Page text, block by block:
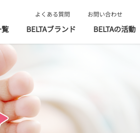
お問い合わせ
よくある質問
BELTAブランド BELTAの活動